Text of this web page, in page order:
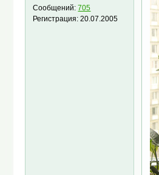
Сообщений:705
Регистрация:20.07.2005